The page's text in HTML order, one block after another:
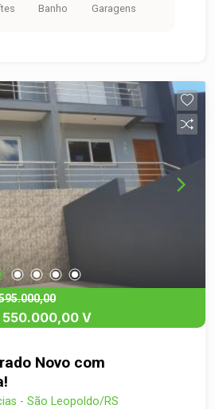
localizado em bairro
Banho Garagens
550.000,00 V
Novo com
- São Leopoldo/RS